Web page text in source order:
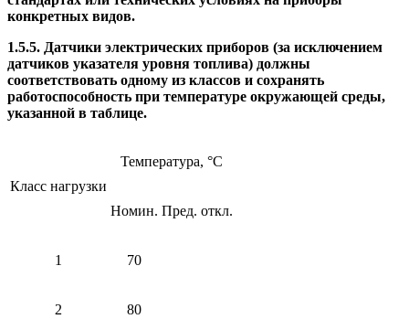
конкретных видов.
1.5.5. Датчики электрических приборов (за исключением
датчиков указателя уровня топлива) должны
соответствовать одному из классов и сохранять
работоспособность при температуре окружающей среды,
указанной в таблице.
Класс нагрузки
Температура, °С
Номин. Пред. откл.
1 70
2 80